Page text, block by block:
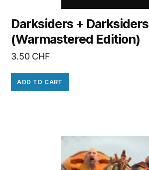
Darksiders + Darksiders
(Warmastered Edition)
3.50 CHF
ADD TO CART